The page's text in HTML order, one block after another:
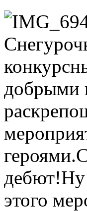
добрыми
дебют!Ну
этого